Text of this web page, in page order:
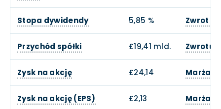
Stopa dywidendy 5,85 % Zwrot z
Przychód spółki £19,41 mld. Zwrotu
Zysk na akcję £24,14 Marża
Zysk na akcję (EPS) £2,13 Marża